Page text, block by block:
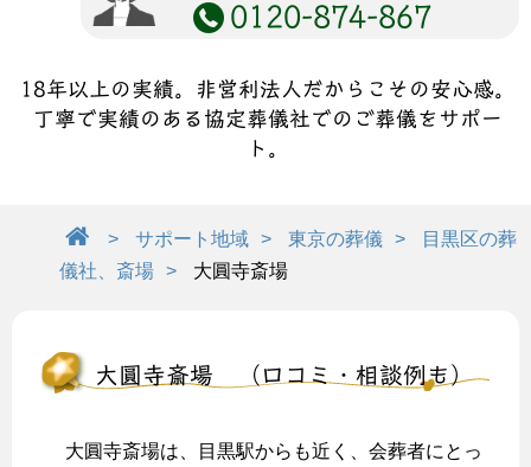
0120-874-867
18年以上の実績。非営利法人だからこその安心感。
丁寧で実績のある協定葬儀社でのご葬儀をサポー
ト。
サポート地域 東京の葬儀
目黒区の葬
儀社、斎場
大圓寺斎場
大圓寺斎場 （口コミ・相談例も）
大圓寺斎場は、目黒駅からも近く、会葬者にとっ